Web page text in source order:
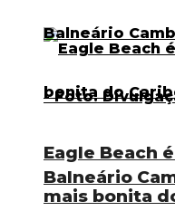
Eagle Beach
mais bonita
Balneário